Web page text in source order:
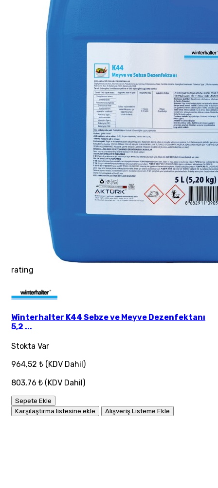
rating
Winterhalter K44 Sebze ve Meyve Dezenfektanı
5,2 ...
Stokta Var
964,52 ₺ (KDV Dahil)
803,76 ₺ (KDV Dahil)
Sepete Ekle
Karşılaştırma listesine ekle
Alışveriş Listeme Ekle